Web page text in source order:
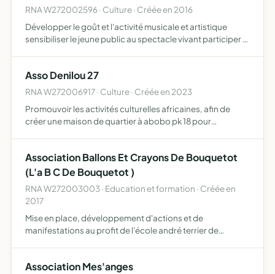
RNA W272002596 · Culture · Créée en 2016
Développer le goût et l'activité musicale et artistique
sensibiliser le jeune public au spectacle vivant participer à
Asso Denilou 27
RNA W272006917 · Culture · Créée en 2023
Promouvoir les activités culturelles africaines, afin de
créer une maison de quartier à abobo pk 18 pour
danse, lecture) …
Association Ballons Et Crayons De Bouquetot
(L'a B C De Bouquetot )
RNA W272003003 · Education et formation · Créée en
2017
Mise en place, développement d'actions et de
manifestations au profit de l'école andré terrier de
Association Mes'anges